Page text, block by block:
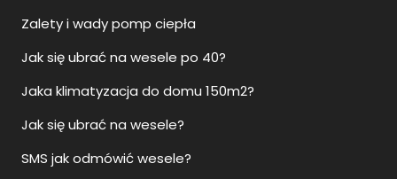
Zalety i wady pomp ciepła
Jak się ubrać na wesele po 40?
Jaka klimatyzacja do domu 150m2?
Jak się ubrać na wesele?
SMS jak odmówić wesele?